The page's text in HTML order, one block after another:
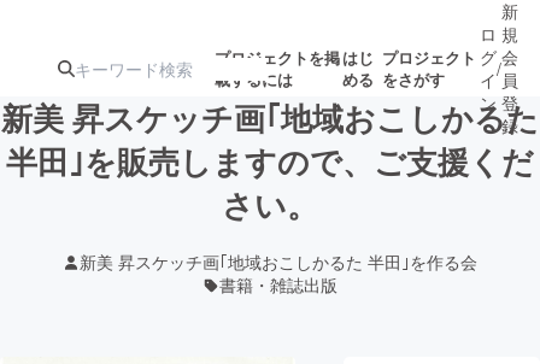
プロジェクトを掲
載するには
はじ
める
プロジェクト
をさがす
注目の新着プロ
ロ
グ
イ
ン
/
新
規
会
員
登
録
新美 昇スケッチ画｢地域おこしかるた
半田｣を販売しますので、ご支援くだ
さい。
新美 昇スケッチ画｢地域おこしかるた 半田｣を作る会
書籍・雑誌出版